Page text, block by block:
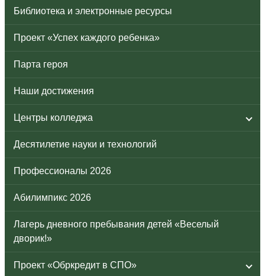
Библиотека и электронные ресурсы
Проект «Успех каждого ребенка»
Парта героя
Наши достижения
Центры колледжа
Десятилетие науки и технологий
Профессионалы 2026
Абилимпикс 2026
Лагерь дневного пребывания детей «Веселый
дворик!»
Проект «Обркредит в СПО»